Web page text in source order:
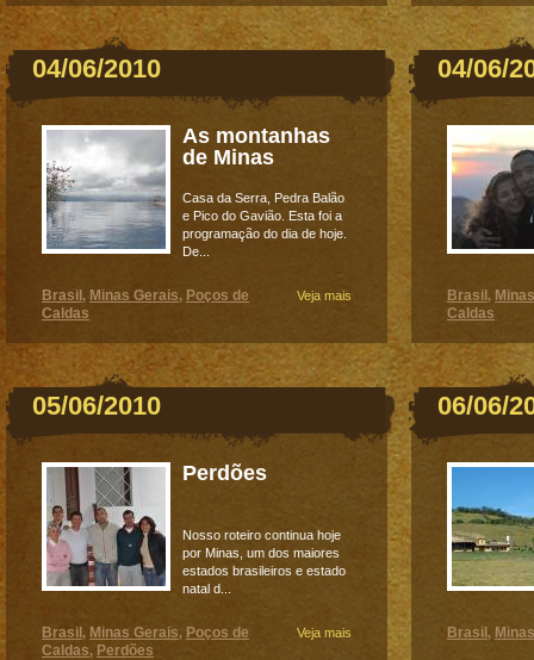
04/06/2010
As montanhas
de Minas
Casa da Serra, Pedra Balão
e Pico do Gavião. Esta foi a
programação do dia de hoje.
De...
Veja mais
Brasil , Minas Gerais, Poços de
Caldas
05/06/2010
Perdões
Nosso roteiro continua hoje
por Minas, um dos maiores
estados brasileiros e estado
natal d...
Veja mais
Brasil , Minas Gerais, Poços de
Caldas, Perdões
04/06/
Brasil ,
Caldas
06/06/
Brasil ,